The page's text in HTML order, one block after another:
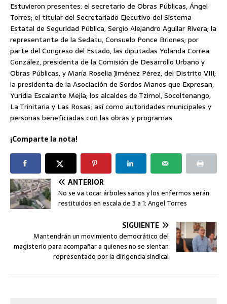
Estuvieron presentes: el secretario de Obras Públicas, Ángel
Torres; el titular del Secretariado Ejecutivo del Sistema
Estatal de Seguridad Pública, Sergio Alejandro Aguilar Rivera; la
representante de la Sedatu, Consuelo Ponce Briones; por
parte del Congreso del Estado, las diputadas Yolanda Correa
González, presidenta de la Comisión de Desarrollo Urbano y
Obras Públicas, y María Roselia Jiménez Pérez, del Distrito VIII;
la presidenta de la Asociación de Sordos Manos que Expresan,
Yuridia Escalante Mejía; los alcaldes de Tzimol, Socoltenango,
La Trinitaria y Las Rosas; así como autoridades municipales y
personas beneficiadas con las obras y programas.
¡Comparte la nota!
ANTERIOR
No se va tocar árboles sanos y los enfermos serán
restituidos en escala de 3 a 1: Angel Torres
SIGUIENTE
Mantendrán un movimiento democrático del
magisterio para acompañar a quienes no se sientan
representado por la dirigencia sindical